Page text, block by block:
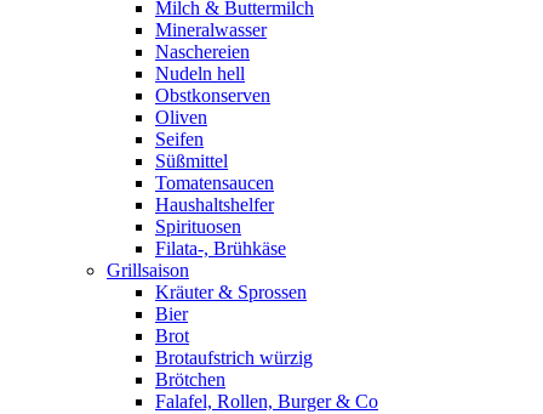
Milch & Buttermilch
Mineralwasser
Naschereien
Nudeln hell
Obstkonserven
Oliven
Seifen
Süßmittel
Tomatensaucen
Haushaltshelfer
Spirituosen
Filata-, Brühkäse
Grillsaison
Kräuter & Sprossen
Bier
Brot
Brotaufstrich würzig
Brötchen
Falafel, Rollen, Burger & Co